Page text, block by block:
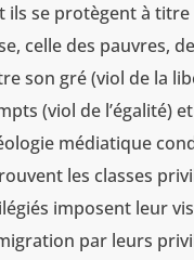
ils se protègent à
celle des pauvres,
son gré (viol de la
(viol de l’égalité)
médiatique
les classes
imposent leur
par leurs